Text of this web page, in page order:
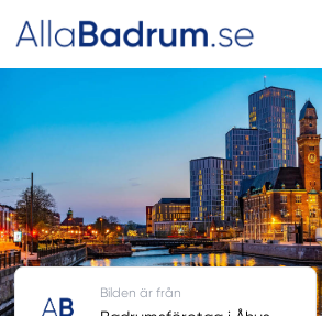
Bilden är från